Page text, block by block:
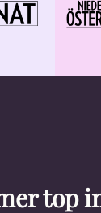
top